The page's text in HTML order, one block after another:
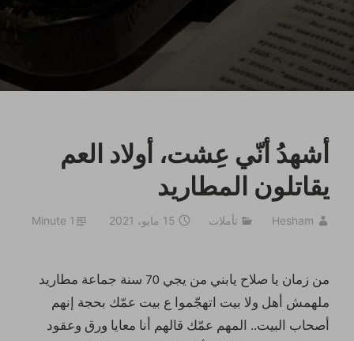
أشهدُ أنّي عِشت، أولاد العم
يقاتلون المطاريد
Hesham تأملات 15 مايو، 2021 1 Minute
من زمان يا صلاح يابني من يجي 70 سنة جماعة مطاريد
ملهمش أهل ولا بيت اتهجّموا ع بيت عمّك بحجة إنهم
أصحاب البيت.. المهم عمّك قالهم أنا معايا ورق وعقود